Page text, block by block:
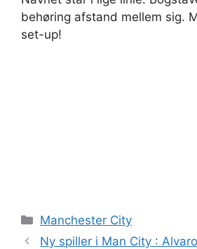
behøring afstand mellem sig.
set-up!
Kategorier
Manchester City
Ny spiller i Man City :